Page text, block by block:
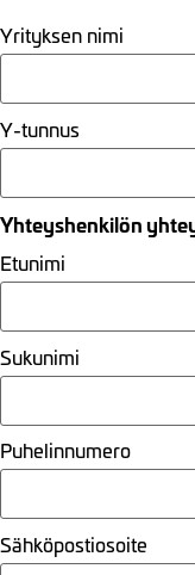
Yrityksen nimi
Y-tunnus
Yhteyshenkilön
Etunimi
Sukunimi
Puhelinnumero
Sähköpostiosoite